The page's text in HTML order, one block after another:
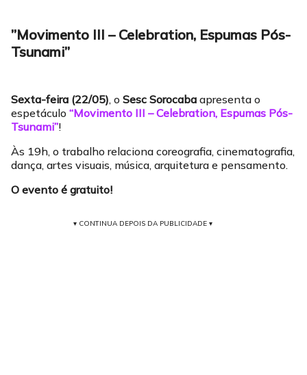
”Movimento III – Celebration, Espumas Pós-
Tsunami”
Sexta-feira (22/05), o Sesc Sorocaba apresenta o
espetáculo “Movimento III – Celebration, Espumas Pós-
Tsunami”!
Às 19h, o trabalho relaciona coreografia, cinematografia,
dança, artes visuais, música, arquitetura e pensamento.
O evento é gratuito!
▾ CONTINUA DEPOIS DA PUBLICIDADE ▾